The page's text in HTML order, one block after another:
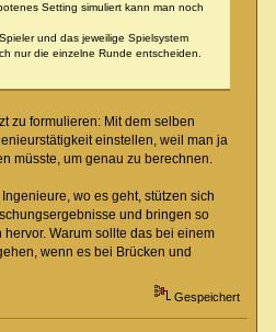
Setting simuliert kann man noch
und das jeweilige Spielsystem
nur die einzelne Runde entscheiden.
zu formulieren: Mit dem selben
einstellen, weil man ja
müsste, um genau zu berechnen.
wo es geht, stützen sich
und bringen so
Warum sollte das bei einem
wenn es bei Brücken und
Gespeichert